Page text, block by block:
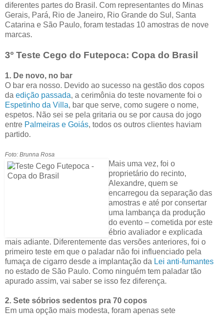
diferentes partes do Brasil. Com representantes do Minas
Gerais, Pará, Rio de Janeiro, Rio Grande do Sul, Santa
Catarina e São Paulo, foram testadas 10 amostras de nove
marcas.
3º Teste Cego do Futepoca: Copa do Brasil
1. De novo, no bar
O bar era nosso. Devido ao sucesso na gestão dos copos
da edição passada, a cerimônia do teste novamente foi o
Espetinho da Villa, bar que serve, como sugere o nome,
espetos. Não sei se pela gritaria ou se por causa do jogo
entre Palmeiras e Goiás, todos os outros clientes haviam
partido.
Foto: Brunna Rosa
Mais uma vez, foi o
proprietário do recinto,
Alexandre, quem se
encarregou da separação das
amostras e até por consertar
uma lambança da produção
do evento – cometida por este
ébrio avaliador e explicada
mais adiante. Diferentemente das versões anteriores, foi o
primeiro teste em que o paladar não foi influenciado pela
fumaça de cigarro desde a implantação da Lei anti-fumantes
no estado de São Paulo. Como ninguém tem paladar tão
apurado assim, vai saber se isso fez diferença.
2. Sete sóbrios sedentos pra 70 copos
Em uma opção mais modesta, foram apenas sete